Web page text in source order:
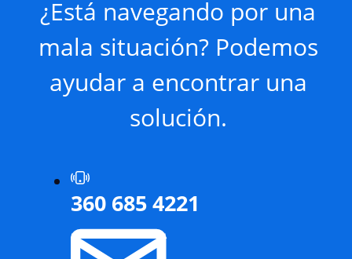
¿Está navegando por una
mala situación? Podemos
ayudar a encontrar una
solución.
360 685 4221